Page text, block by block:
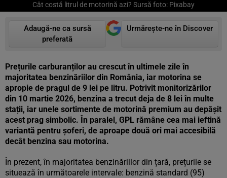
Cât costă litrul de motorină azi? Sursă foto: Pixabay
Adaugă-ne ca sursă
preferată
Urmărește-ne în Discover
Prețurile carburanților au crescut în ultimele zile în
majoritatea benzinăriilor din România, iar motorina se
apropie de pragul de 9 lei pe litru. Potrivit monitorizărilor
din 10 martie 2026, benzina a trecut deja de 8 lei în multe
stații, iar unele sortimente de motorină premium au depășit
acest prag simbolic. În paralel, GPL rămâne cea mai ieftină
variantă pentru șoferi, de aproape două ori mai accesibilă
decât benzina sau motorina.
În prezent, în majoritatea benzinăriilor din țară, prețurile se
situează în următoarele intervale: benzină standard (95)